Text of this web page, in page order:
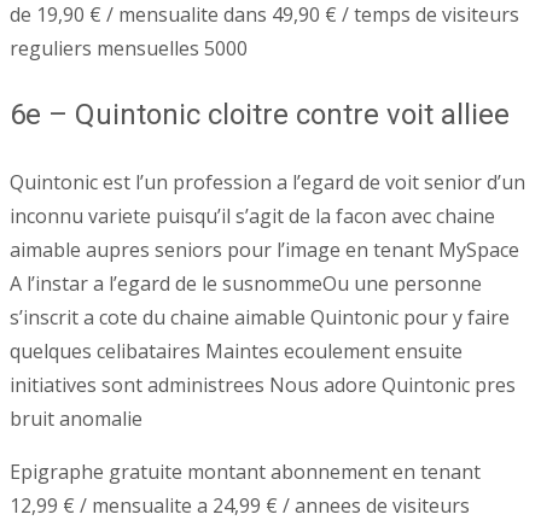
de 19,90 € / mensualite dans 49,90 € / temps de visiteurs
reguliers mensuelles 5000
6e – Quintonic cloitre contre voit alliee
Quintonic est l’un profession a l’egard de voit senior d’un
inconnu variete puisqu’il s’agit de la facon avec chaine
aimable aupres seniors pour l’image en tenant MySpace
A l’instar a l’egard de le susnommeOu une personne
s’inscrit a cote du chaine aimable Quintonic pour y faire
quelques celibataires Maintes ecoulement ensuite
initiatives sont administrees Nous adore Quintonic pres
bruit anomalie
Epigraphe gratuite montant abonnement en tenant
12,99 € / mensualite a 24,99 € / annees de visiteurs